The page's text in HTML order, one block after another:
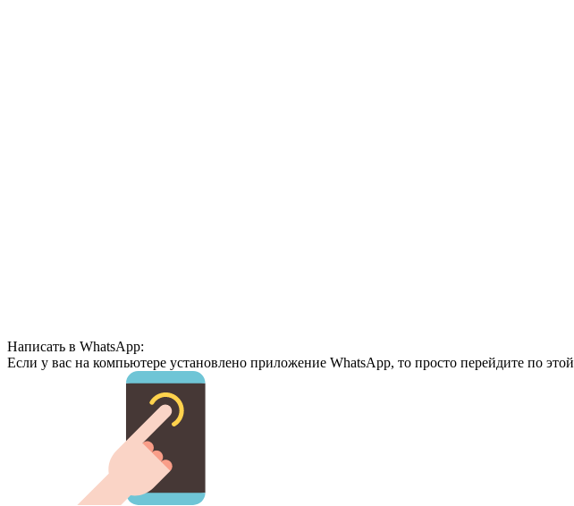
Написать в WhatsApp:
Если у вас на компьютере установлено приложение WhatsApp, то просто перейдите по этой